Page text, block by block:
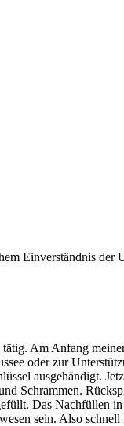
Einverständnis der
Am Anfang
oder zur
ausgehändigt.
Schrammen.
Das Nachfüllen
sein. Also